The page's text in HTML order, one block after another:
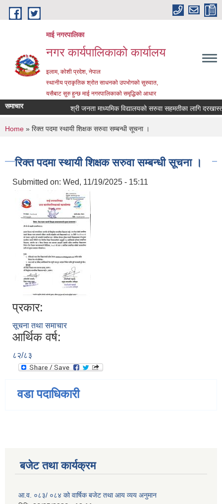
Skip to main content
माई नगरपालिका
नगर कार्यपालिकाको कार्यालय
इलाम, कोशी प्रदेश, नेपाल
स्थानीय प्राकृतिक श्रोत साधनको उपभोगको सुरुवात,
यसैबाट सुरु हुन्छ माई नगरपालिकाको समृद्धिको आधार
समाचार श्री जनता माध्यमिक विद्यालयको सरुवा सहमतीका लागि दरखास्त
You are here
Home » रिक्त पदमा स्थायी शिक्षक सरुवा सम्बन्धी सूचना ।
रिक्त पदमा स्थायी शिक्षक सरुवा सम्बन्धी सूचना ।
Submitted on: Wed, 11/19/2025 - 15:11
प्रकार:
सूचना तथा समाचार
आर्थिक वर्ष:
८२/८३
वडा पदाधिकारी
बजेट तथा कार्यक्रम
आ.व. ०८३/ ०८४ को वार्षिक बजेट तथा आय व्यय अनुमान